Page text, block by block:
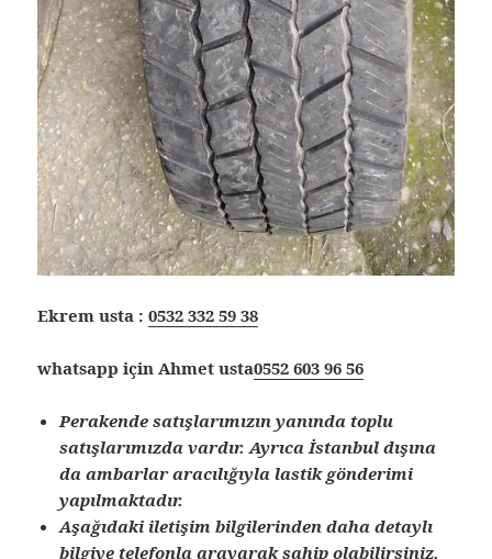
Ekrem usta :0532 332 59 38
whatsapp için Ahmet usta0552 603 96 56
Perakende satışlarımızın yanında toplu
satışlarımızda vardır. Ayrıca İstanbul dışına
da ambarlar aracılığıyla lastik gönderimi
yapılmaktadır.
Aşağıdaki iletişim bilgilerinden daha detaylı
bilgiye telefonla arayarak sahip olabilirsiniz.